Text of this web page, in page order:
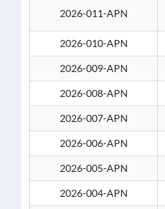
2026-011-APN
2026-010-APN
2026-009-APN
2026-008-APN
2026-007-APN
2026-006-APN
2026-005-APN
2026-004-APN